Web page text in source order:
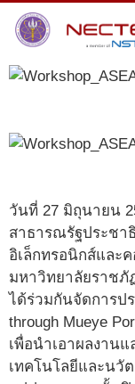
วันที่ 27 มิถุนายน
สาธารณรัฐประชา
อิเล็กทรอนิกส์และ
มหาวิทยาลัยราชภั
ได้ร่วมกันจัดการป
through Mueye
เพื่อนำเอาผลงาน
เทคโนโลยีและนวั